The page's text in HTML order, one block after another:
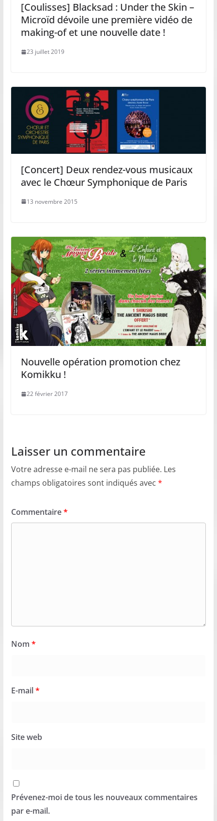
[Coulisses] Blacksad : Under the Skin –
Microïd dévoile une première vidéo de
making-of et une nouvelle date !
23 juillet 2019
[Concert] Deux rendez-vous musicaux
avec le Chœur Symphonique de Paris
13 novembre 2015
Nouvelle opération promotion chez
Komikku !
22 février 2017
Laisser un commentaire
Votre adresse e-mail ne sera pas publiée. Les
champs obligatoires sont indiqués avec *
Commentaire*
Nom *
E-mail*
Site web
Prévenez-moi de tous les nouveaux commentaires
par e-mail.